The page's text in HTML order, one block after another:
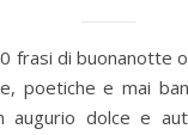
poetiche e mai
augurio dolce e